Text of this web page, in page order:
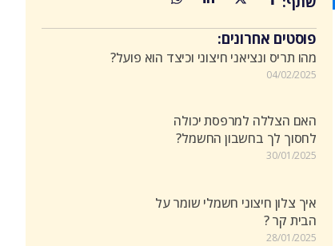
פוסטים אחרונים:
מהו תריס ונציאני חיצוני וכיצד הוא פועל?
04/02/2025
האם הצללה למרפסת יכולה
לחסוך לך בחשבון החשמל?
30/01/2025
איך צלון חיצוני חשמלי שומר על
הבית קר ?
28/01/2025